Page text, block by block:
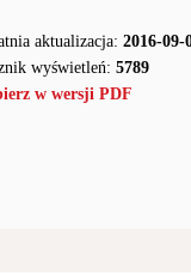
aktualizacja: 2016-09-
wyświetleń: 5789
w wersji PDF